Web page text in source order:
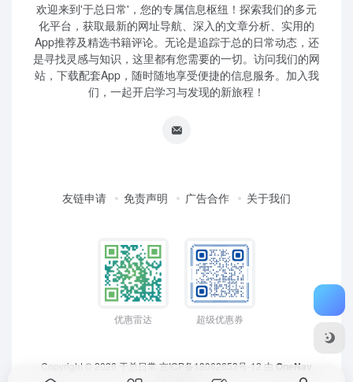
欢迎来到'于总日常'，您的专属信息枢纽！探索我们的多元
化平台，获取最新的网址导航、深入的文章分析、实用的
App推荐及精选书籍评论。无论是追踪于总的日常动态，还
是寻找灵感与知识，这里都有您需要的一切。访问我们的网
站，下载配套App，随时随地享受便捷的信息服务。加入我
们，一起开启学习与发现的新旅程！
友链申请 免责声明 广告合作 关于我们
优惠雷达 超级优惠券
Copyright © 2026 于总日常 京ICP备18062653号-12 由 OneNav